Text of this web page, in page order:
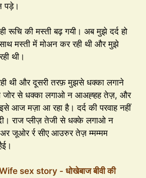
पड़े।
रूचि की मस्ती बढ़ गयी। अब मुझे दर्द हो
साथ मस्ती में मोअन कर रही थी और मुझे
थी।
थी और दूसरी तरफ़ मुझसे धक्का लगाने
जोर से धक्का लगाओ न आअह्हह तेज़, और
इसे आज मज़ा आ रहा है। दर्द की परवाह नहीं
राज प्लीज़ तेजी से धक्के लगाओ न
जूओर र्र सीए आउरुर तेज़ म्मम्मम
sex story - धोखेबाज बीवी की